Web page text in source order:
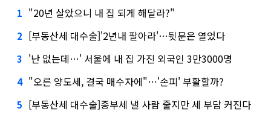
1 "20년 살았으니 내 집 되게 해달라?"
2 [부동산세 대수술]'2년내 팔아라'…뒷문은 열었다
3 '난 없는데…' 서울에 내 집 가진 외국인 3만3000명
4 "오른 양도세, 결국 매수자에"…'손피' 부활할까?
5 [부동산세 대수술]종부세 낼 사람 줄지만 세 부담 커진다